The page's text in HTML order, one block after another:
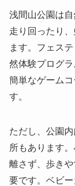
浅間山公園は
走り回ったり
ます。フェス
然体験プログラ
簡単なゲーム
す。
ただし、公園
所もあります
離さず、歩き
要です。ベビ